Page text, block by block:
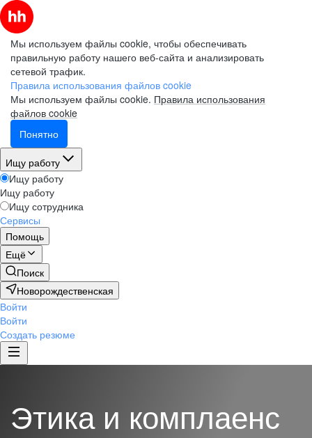
Мы используем файлы cookie, чтобы обеспечивать
правильную работу нашего веб-сайта и анализировать
сетевой трафик.
Правила использования файлов cookie
Мы используем файлы cookie. Правила использования
файлов cookie
Понятно
Ищу работу
Ищу работу
Ищу работу
Ищу сотрудника
Сервисы
Помощь
Ещё
Поиск
Новорождественская
Войти
Войти
Создать резюме
Этика и комплаенс